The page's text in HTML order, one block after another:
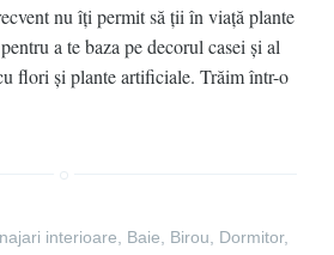
nu îți permit să ții în viață plante
a te baza pe decorul casei și al
flori și plante artificiale. Trăim într-o
interioare Baie Birou Dormitor,